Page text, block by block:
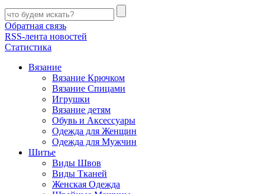
Обратная связь
RSS-лента новостей
Статистика
Вязание
Вязание Крючком
Вязание Спицами
Игрушки
Вязание детям
Обувь и Аксессуары
Одежда для Женщин
Одежда для Мужчин
Шитье
Виды Швов
Виды Тканей
Женская Одежда